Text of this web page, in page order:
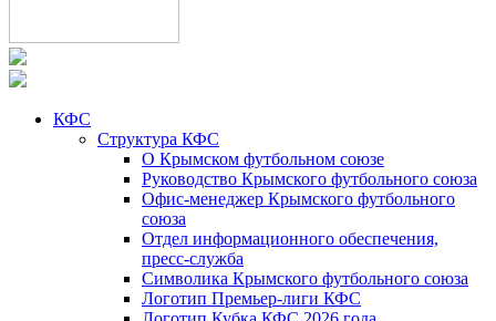
КФС
Структура КФС
О Крымском футбольном союзе
Руководство Крымского футбольного союза
Офис-менеджер Крымского футбольного
союза
Отдел информационного обеспечения,
пресс-служба
Символика Крымского футбольного союза
Логотип Премьер-лиги КФС